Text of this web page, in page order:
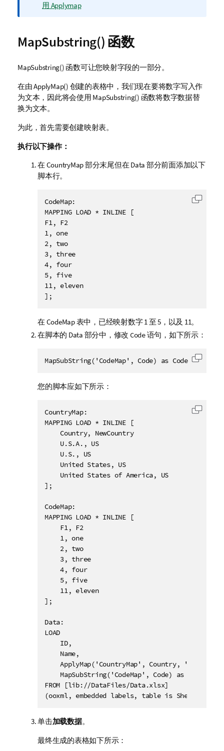
注
用 Applymap
MapSubstring() 函数
MapSubstring() 函数可让您映射字段的一部分。
在由ApplyMap() 创建的表格中，我们现在要将数字写入作
为文本，因此将会使用 MapSubstring() 函数将数字数据替
换为文本。
为此，首先需要创建映射表。
执行以下操作：
在 CountryMap部分末尾但在 Data 部分前面添加以下
脚本行。
CodeMap:
MAPPING LOAD * INLINE [
F1, F2
1, one
2, two
3, three
4, four
5, five
11, eleven
];
复制代
在 CodeMap表中，已经映射数字 1 至 5，以及 11。
在脚本的 Data 部分中，修改 Code语句，如下所示：
MapSubString('CodeMap', Code) as Code 复制代
您的脚本应如下所示：
CountryMap:
MAPPING LOAD * INLINE [
    Country, NewCountry
    U.S.A., US
    U.S., US
    United States, US
    United States of America, US
];
CodeMap:
MAPPING LOAD * INLINE [
    F1, F2
    1, one
    2, two
    3, three
    4, four
    5, five
    11, eleven
];
Data:
LOAD
    ID,
    Name,
ApplyMap('CountryMap', Country, 'US') as
    MapSubString('CodeMap', Code) as Code
FROM [lib://DataFiles/Data.xlsx]
(ooxml, embedded labels, table is Sheet1);
复制代
单击加载数据。
最终生成的表格如下所示：